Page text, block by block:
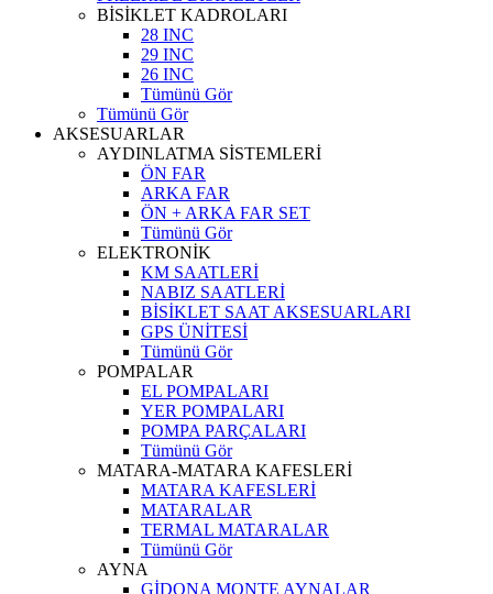
BİSİKLET KADROLARI
28 INC
29 INC
26 INC
Tümünü Gör
Tümünü Gör
AKSESUARLAR
AYDINLATMA SİSTEMLERİ
ÖN FAR
ARKA FAR
ÖN + ARKA FAR SET
Tümünü Gör
ELEKTRONİK
KM SAATLERİ
NABIZ SAATLERİ
BİSİKLET SAAT AKSESUARLARI
GPS ÜNİTESİ
Tümünü Gör
POMPALAR
EL POMPALARI
YER POMPALARI
POMPA PARÇALARI
Tümünü Gör
MATARA-MATARA KAFESLERİ
MATARA KAFESLERİ
MATARALAR
TERMAL MATARALAR
Tümünü Gör
AYNA
GİDONA MONTE AYNALAR